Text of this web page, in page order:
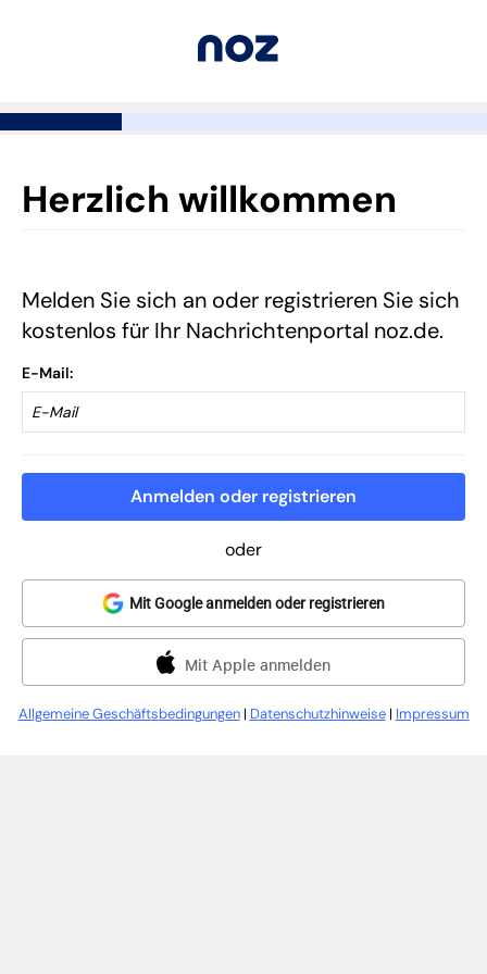
Herzlich willkommen
Melden Sie sich an oder registrieren Sie sich
kostenlos für Ihr Nachrichtenportal noz.de.
E-Mail
Anmelden oder registrieren
oder
Mit Google anmelden oder registrieren
Mit Apple anmelden
Allgemeine Geschäftsbedingungen| Datenschutzhinweise| Impressum